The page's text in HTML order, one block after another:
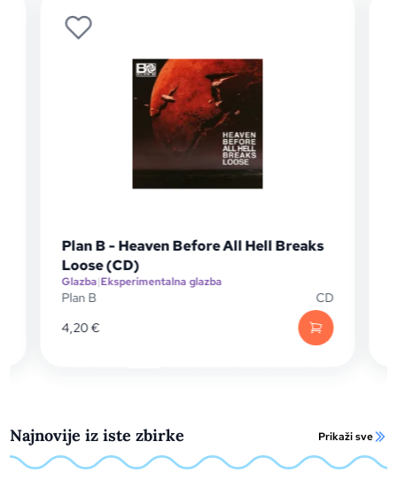
Plan B - Heaven Before All Hell Breaks
Loose (CD)
Glazba|Eksperimentalna glazba
Plan B
CD
4,20€
Najnovije iz iste zbirke Prikaži sve